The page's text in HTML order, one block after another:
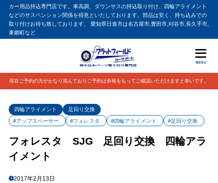
カー用品持込専門店です。車高調、ダウンサスの持込取り付け、四輪アライメント
などのサスペンション関係を得意といたしております。部品は安く、持ち込みでの
取り付けお待ち致しております。 愛知県日進市は名古屋市,豊田市,刈谷市,長久手市,
東郷町など
MENU
現在ご予約の方がかなり混んでおりご予約は余裕をもってご確認いただけますと幸いです。
四輪アライメント
足回り交換
#アップスペーサー
#フォレスタ #四輪アライメント #足回り交換
フォレスタ SJG 足回り交換 四輪アラ
イメント
2017年2月13日